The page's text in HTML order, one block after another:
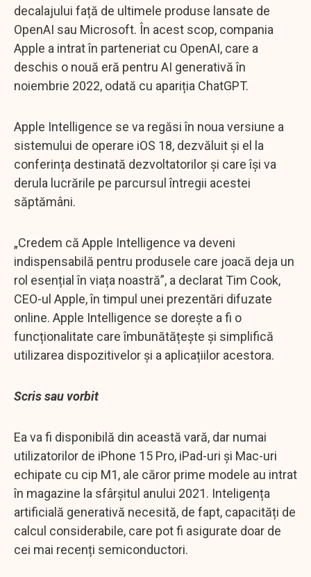
decalajului față de ultimele produse lansate de
OpenAI sau Microsoft. În acest scop, compania
Apple a intrat în parteneriat cu OpenAI, care a
deschis o nouă eră pentru AI generativă în
noiembrie 2022, odată cu apariția ChatGPT.
Apple Intelligence se va regăsi în noua versiune a
sistemului de operare iOS 18, dezvăluit și el la
conferința destinată dezvoltatorilor și care își va
derula lucrările pe parcursul întregii acestei
săptămâni.
„Credem că Apple Intelligence va deveni
indispensabilă pentru produsele care joacă deja un
rol esențial în viața noastră”, a declarat Tim Cook,
CEO-ul Apple, în timpul unei prezentări difuzate
online. Apple Intelligence se dorește a fi o
funcționalitate care îmbunătățește și simplifică
utilizarea dispozitivelor și a aplicațiilor acestora.
Scris sau vorbit
Ea va fi disponibilă din această vară, dar numai
utilizatorilor de iPhone 15 Pro, iPad-uri și Mac-uri
echipate cu cip M1, ale căror prime modele au intrat
în magazine la sfârșitul anului 2021. Inteligența
artificială generativă necesită, de fapt, capacități de
calcul considerabile, care pot fi asigurate doar de
cei mai recenți semiconductori.